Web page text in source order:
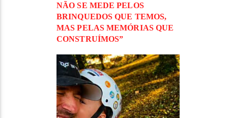
NÃO SE MEDE PELOS
BRINQUEDOS QUE TEMOS,
MAS PELAS MEMÓRIAS QUE
CONSTRUÍMOS”